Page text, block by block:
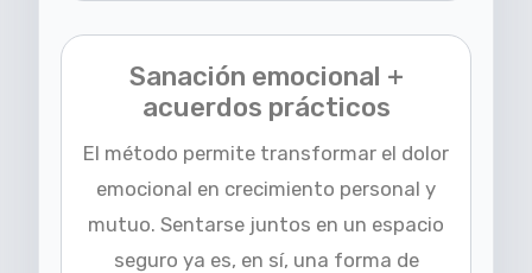
Sanación emocional +
acuerdos prácticos
El método permite transformar el dolor
emocional en crecimiento personal y
mutuo. Sentarse juntos en un espacio
seguro ya es, en sí, una forma de